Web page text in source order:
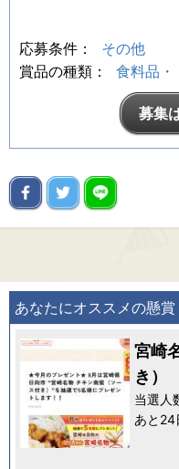
応募条件：
その他
賞品の種類：
食料品・
募集
あなたにオススメの懸賞
宮崎
き）
当選人
あと24